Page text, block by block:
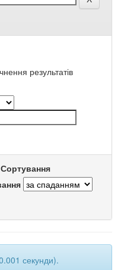
результатів
Сортування
секунди).